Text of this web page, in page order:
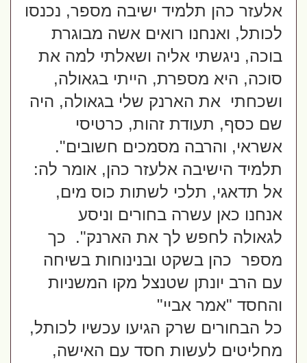
אלעזר כהן תלמיד ישיבה מספר, נכנסו
לכותל, ואנחנו רואים אשה מבוגרת
בוכה, ניגשתי אליה ושאלתי למה את
סוכה, היא מספרת, הייתי בגאולה,
ושכחתי  את הארנק שלי בגאולה, היה
שם כסף, תעודת זהות, כרטיסי
אשראי, והרבה מסמכים חשובים".
תלמיד הישיבה אלעזר כהן, אומר לה:
אל תדאגי, תלכי לשתות כוס מים,
אנחנו כאן עשרה בחורים וניסע
לגאולה לחפש לך את הארנק".  כך
מספר  כהן בשקט ובנינוחות בשיחה
עם הרב יונתן שטנצל מקו המשניות
והחסד "אמר אביי"
כל הבחורים שרק הגיעו עכשיו לכותל,
מחליטים לעשות חסד עם האישה,